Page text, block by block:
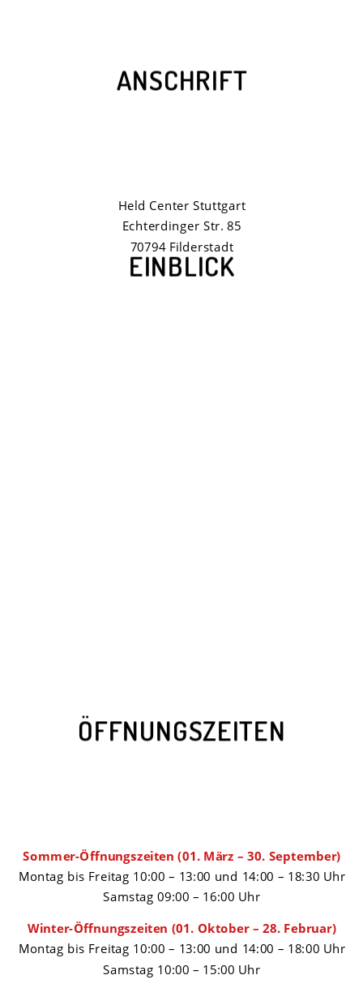
ANSCHRIFT
Held Center Stuttgart
Echterdinger Str. 85
70794 Filderstadt
EINBLICK
ÖFFNUNGSZEITEN
Sommer-Öffnungszeiten (01. März – 30. September)
Montag bis Freitag 10:00 – 13:00 und 14:00 – 18:30 Uhr
Samstag 09:00 – 16:00 Uhr
Winter-Öffnungszeiten (01. Oktober – 28. Februar)
Montag bis Freitag 10:00 – 13:00 und 14:00 – 18:00 Uhr
Samstag 10:00 – 15:00 Uhr